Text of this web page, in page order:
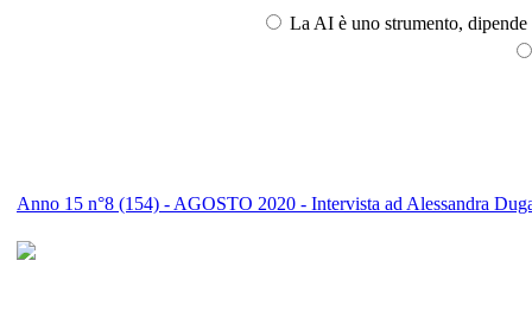
La AI è uno strumento, dipende
Anno 15 n°8 (154) - AGOSTO 2020 - Intervista ad Alessandra